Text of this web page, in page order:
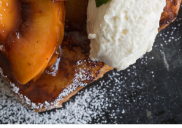
לִפְתִיחַת
תַּפְרִיט
הֵנְּגִישׁוּת
לְחַץ
ALT+0